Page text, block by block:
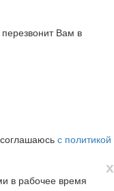
Вам в
с политикой
х
в рабочее время